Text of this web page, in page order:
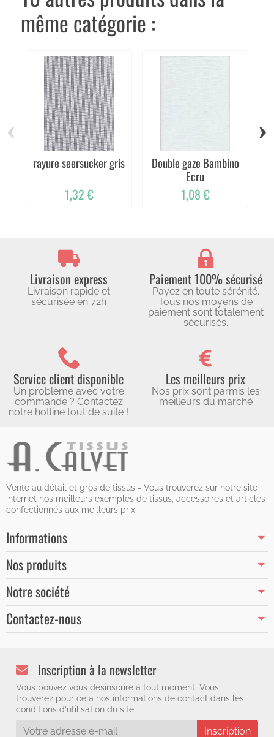
même catégorie :
rayure seersucker gris
1,32 €
Double gaze Bambino
Ecru
1,08 €
‹ ›
Livraison express
Livraison rapide et
sécurisée en 72h
Paiement 100% sécurisé
Payez en toute sérénité.
Tous nos moyens de
paiement sont totalement
sécurisés.
Service client disponible
Un problème avec votre
commande ? Contactez
notre hotline tout de suite !
Les meilleurs prix
Nos prix sont parmis les
meilleurs du marché
Vente au détail et gros de tissus - Vous trouverez sur notre site
internet nos meilleurs exemples de tissus, accessoires et articles
confectionnés aux meilleurs prix.
Informations
Nos produits
Notre société
Contactez-nous
Inscription à la newsletter
Vous pouvez vous désinscrire à tout moment. Vous
trouverez pour cela nos informations de contact dans les
conditions d'utilisation du site.